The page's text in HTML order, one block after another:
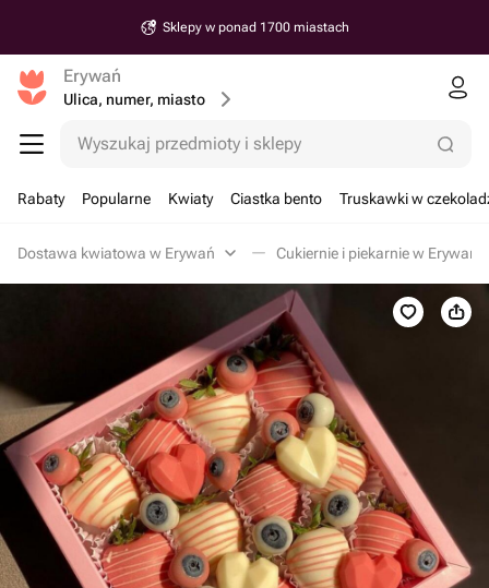
Sklepy w ponad 1700 miastach
Erywań
Ulica, numer, miasto
Wyszukaj przedmioty i sklepy
Rabaty Popularne Kwiaty Ciastka bento Truskawki w
Dostawa kwiatowa w Erywań Cukiernie i piekarnie w Erywań